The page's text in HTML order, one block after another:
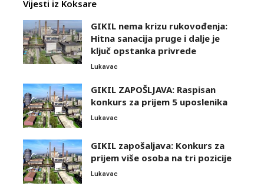
Vijesti iz Koksare
GIKIL nema krizu rukovođenja:
Hitna sanacija pruge i dalje je
ključ opstanka privrede
Lukavac
GIKIL ZAPOŠLJAVA: Raspisan
konkurs za prijem 5 uposlenika
Lukavac
GIKIL zapošaljava: Konkurs za
prijem više osoba na tri pozicije
Lukavac